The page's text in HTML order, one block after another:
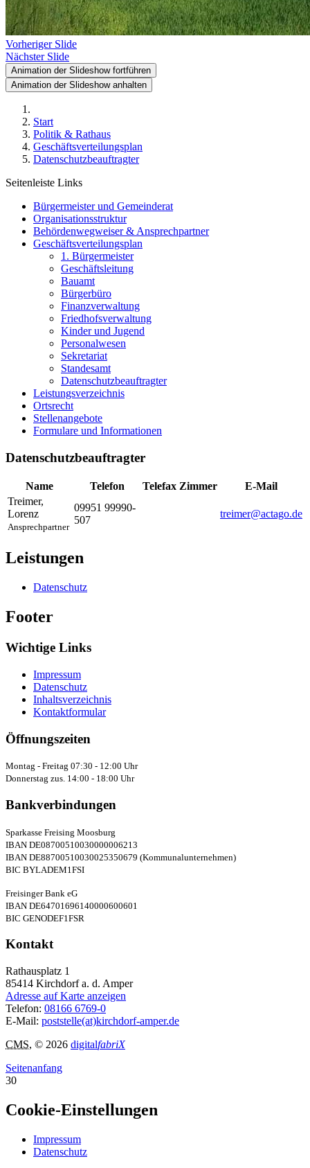
Vorheriger Slide
Nächster Slide
Animation der Slideshow fortführen
Animation der Slideshow anhalten
Start
Politik & Rathaus
Geschäftsverteilungsplan
Datenschutzbeauftragter
Seitenleiste Links
Bürgermeister und Gemeinderat
Organisationsstruktur
Behördenwegweiser & Ansprechpartner
Geschäftsverteilungsplan
1. Bürgermeister
Geschäftsleitung
Bauamt
Bürgerbüro
Finanzverwaltung
Friedhofsverwaltung
Kinder und Jugend
Personalwesen
Sekretariat
Standesamt
Datenschutzbeauftragter
Leistungsverzeichnis
Ortsrecht
Stellenangebote
Formulare und Informationen
Datenschutzbeauftragter
Name Telefon Telefax Zimmer
E-Mail
Treimer,
Lorenz
Ansprechpartner
09951 99990-
507
treimer@actago.de
Leistungen
Datenschutz
Footer
Wichtige Links
Impressum
Datenschutz
Inhaltsverzeichnis
Kontaktformular
Öffnungszeiten
Montag - Freitag 07:30 - 12:00 Uhr
Donnerstag zus. 14:00 - 18:00 Uhr
Bankverbindungen
Sparkasse Freising Moosburg
IBAN DE08700510030000006213
IBAN DE88700510030025350679 (Kommunalunternehmen)
BIC BYLADEM1FSI
Freisinger Bank eG
IBAN DE64701696140000600601
BIC GENODEF1FSR
Kontakt
Rathausplatz 1
85414 Kirchdorf a. d. Amper
Adresse auf Karte anzeigen
Telefon: 08166 6769-0
E-Mail: poststelle(at)kirchdorf-amper.de
CMS, © 2026 digitalfabriX
Seitenanfang
30
Cookie-Einstellungen
Impressum
Datenschutz